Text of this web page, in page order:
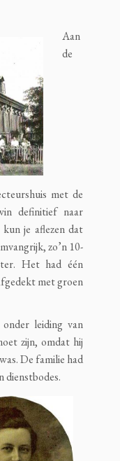
Aan
de
met de
definitief naar
je aflezen dat
zo’n 10-
Het had één
met groen
leiding van
zijn, omdat hij
De familie had
dienstbodes.